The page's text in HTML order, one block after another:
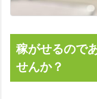
稼がせるので
せんか？